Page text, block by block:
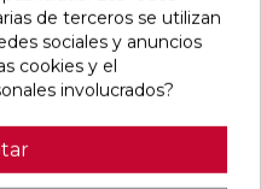
W por elemento
purgador y tapón.
los acabados Irsap.
de terceros se utilizan
sociales y anuncios
cookies y el
involucrados?